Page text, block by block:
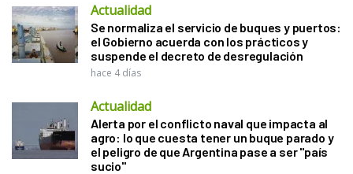
Actualidad
Se normaliza el servicio de buques y puertos:
el Gobierno acuerda con los prácticos y
suspende el decreto de desregulación
hace 4 días
Actualidad
Alerta por el conflicto naval que impacta al
agro: lo que cuesta tener un buque parado y
el peligro de que Argentina pase a ser "país
sucio"